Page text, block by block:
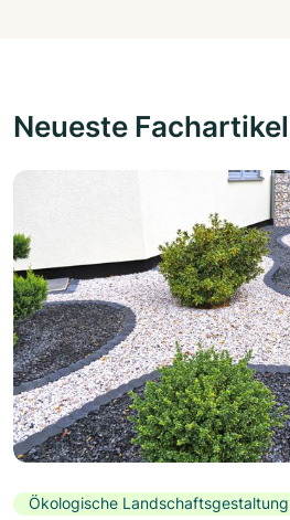
Neueste Fachartikel
Ökologische Landschaftsgestaltung